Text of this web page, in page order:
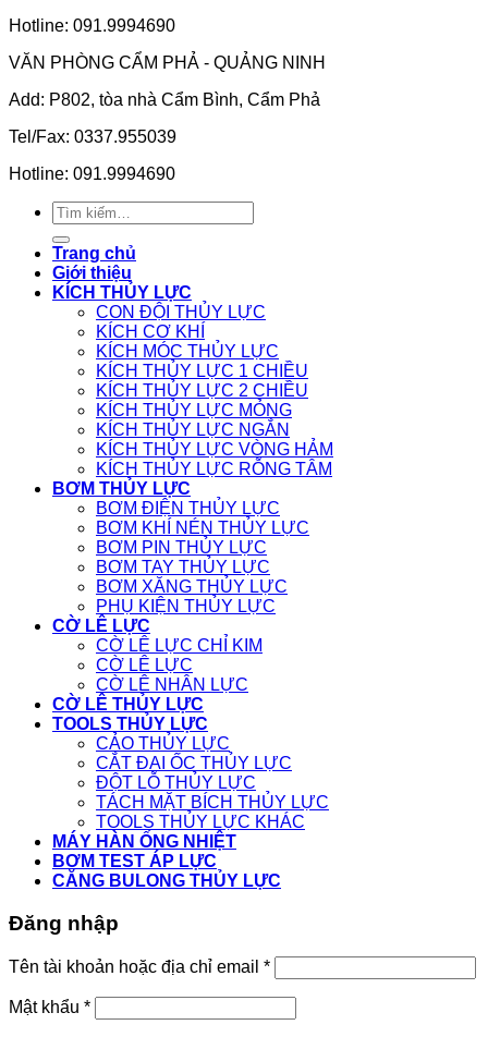
Hotline: 091.9994690
VĂN PHÒNG CẨM PHẢ - QUẢNG NINH
Add: P802, tòa nhà Cẩm Bình, Cẩm Phả
Tel/Fax: 0337.955039
Hotline: 091.9994690
Tìm
kiếm:
Trang chủ
Giới thiệu
KÍCH THỦY LỰC
CON ĐỘI THỦY LỰC
KÍCH CƠ KHÍ
KÍCH MÓC THỦY LỰC
KÍCH THỦY LỰC 1 CHIỀU
KÍCH THỦY LỰC 2 CHIỀU
KÍCH THỦY LỰC MỎNG
KÍCH THỦY LỰC NGẮN
KÍCH THỦY LỰC VÒNG HẢM
KÍCH THỦY LỰC RỖNG TÂM
BƠM THỦY LỰC
BƠM ĐIỆN THỦY LỰC
BƠM KHÍ NÉN THỦY LỰC
BƠM PIN THỦY LỰC
BƠM TAY THỦY LỰC
BƠM XĂNG THỦY LỰC
PHỤ KIỆN THỦY LỰC
CỜ LÊ LỰC
CỜ LÊ LỰC CHỈ KIM
CỜ LÊ LỰC
CỜ LÊ NHÂN LỰC
CỜ LÊ THỦY LỰC
TOOLS THỦY LỰC
CẢO THỦY LỰC
CẮT ĐAI ỐC THỦY LỰC
ĐỘT LỖ THỦY LỰC
TÁCH MẶT BÍCH THỦY LỰC
TOOLS THỦY LỰC KHÁC
MÁY HÀN ỐNG NHIỆT
BƠM TEST ÁP LỰC
CĂNG BULONG THỦY LỰC
Đăng nhập
Tên tài khoản hoặc địa chỉ email *
Mật khẩu *